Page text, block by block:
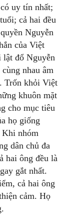
uy tín nhất;
cả hai đều
Nguyễn
của Việt
lật đổ Nguyễn
nhau âm
Trốn khỏi Việt
khuôn mặt
cho mục tiêu
họ giống
Khi nhóm
dân chủ đa
hai ông đều là
gắt nhất.
cả hai ông
cảm. Họ